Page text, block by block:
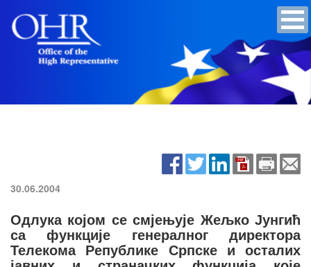
30.06.2004
Одлука којом се смјењује Жељко Јунгић
са функције генералног директора
Телекома Републике Српске и осталих